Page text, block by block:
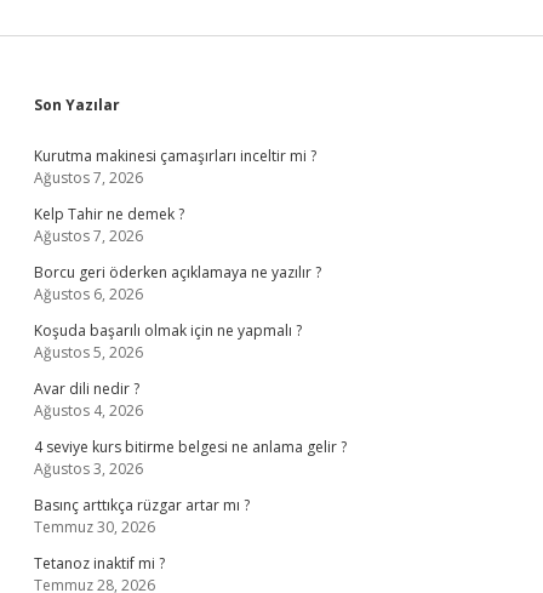
Sidebar
Son Yazılar
Kurutma makinesi çamaşırları inceltir mi ?
Ağustos 7, 2026
Kelp Tahir ne demek ?
Ağustos 7, 2026
Borcu geri öderken açıklamaya ne yazılır ?
Ağustos 6, 2026
Koşuda başarılı olmak için ne yapmalı ?
Ağustos 5, 2026
Avar dili nedir ?
Ağustos 4, 2026
4 seviye kurs bitirme belgesi ne anlama gelir ?
Ağustos 3, 2026
Basınç arttıkça rüzgar artar mı ?
Temmuz 30, 2026
Tetanoz inaktif mi ?
Temmuz 28, 2026